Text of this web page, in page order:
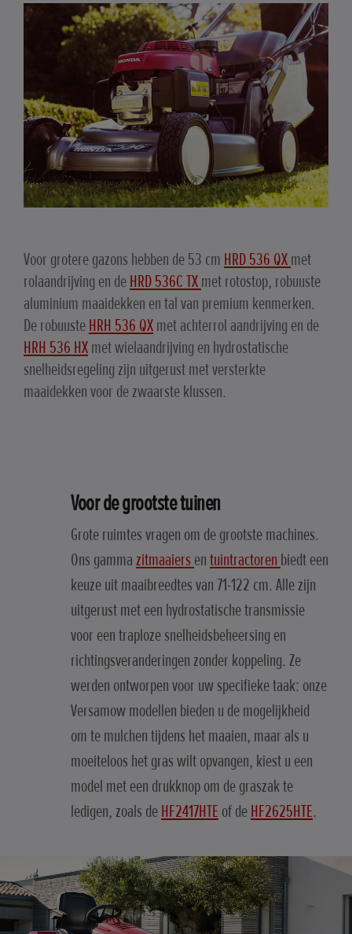
Voor grotere gazons hebben de 53 cm HRD 536 QXmet
rolaandrijving en deHRD 536C TXmet rotostop, robuuste
aluminium maaidekken en tal van premium kenmerken.
De robuusteHRH 536 QXmet achterrol aandrijving en de
HRH 536 HXmet wielaandrijving en hydrostatische
snelheidsregeling zijn uitgerust met versterkte
maaidekken voor de zwaarste klussen.
Voor de grootste tuinen
Grote ruimtes vragen om de grootste machines.
Ons gammazitmaaiers entuintractoren biedt een
keuze uit maaibreedtes van 71-122 cm. Alle zijn
uitgerust met een hydrostatische transmissie
voor een traploze snelheidsbeheersing en
richtingsveranderingen zonder koppeling. Ze
werden ontworpen voor uw specifieke taak: onze
Versamow modellen bieden u de mogelijkheid
om te mulchen tijdens het maaien, maar als u
moeiteloos het gras wilt opvangen, kiest u een
model met een drukknop om de graszak te
ledigen, zoals deHF2417HTE of deHF2625HTE.